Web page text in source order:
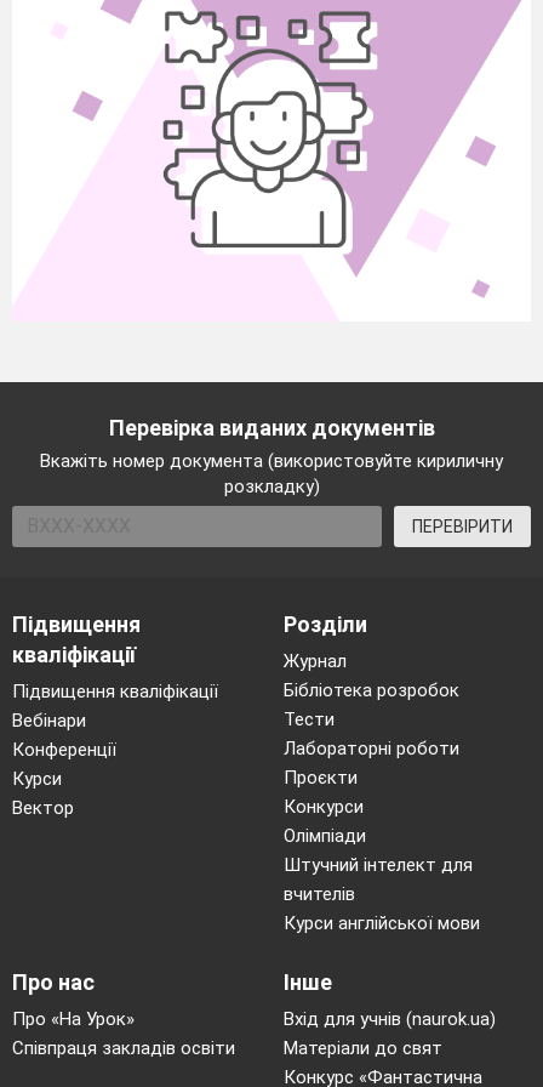
Перевірка виданих документів
Вкажіть номер документа (використовуйте кириличну
розкладку)
ПЕРЕВІРИТИ
Підвищення
кваліфікації
Підвищення кваліфікації
Вебінари
Конференції
Курси
Вектор
Розділи
Журнал
Бібліотека розробок
Тести
Лабораторні роботи
Проєкти
Конкурси
Олімпіади
Штучний інтелект для
вчителів
Курси англійської мови
Про нас
Про «На Урок»
Співпраця закладів освіти
Інше
Вхід для учнів (naurok.ua)
Матеріали до свят
Конкурс «Фантастична